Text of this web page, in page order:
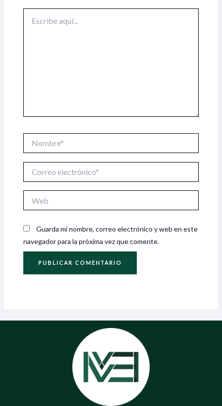
aquí...
electrónico*
Guarda mi nombre, correo electrónico y web en este
navegador para la próxima vez que comente.